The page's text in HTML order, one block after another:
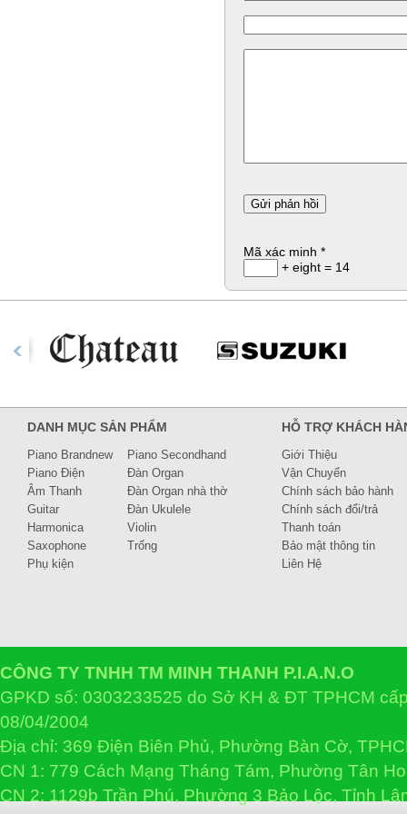
Mã xác minh *
+ eight = 14
DANH MỤC SẢN PHẨM
Piano Brandnew
Piano Secondhand
Piano Điện
Đàn Organ
Âm Thanh
Đàn Organ nhà thờ
Guitar
Đàn Ukulele
Harmonica
Violin
Saxophone
Trống
Phụ kiện
HỖ TRỢ KHÁCH
Giới Thiệu
Vận Chuyển
Chính sách bảo hành
Chính sách đổi/trả
Thanh toán
Bảo mật thông tin
Liên Hệ
CÔNG TY TNHH TM MINH THANH P.I.A.N.O
GPKD số: 0303233525 do Sở KH & ĐT TPHCM
08/04/2004
Địa chỉ: 369 Điện Biên Phủ, Phường Bàn Cờ,
CN 1: 779 Cách Mạng Tháng Tám, Phường Tân
CN 2: 1129b Trần Phú, Phường 3 Bảo Lộc, Tỉnh